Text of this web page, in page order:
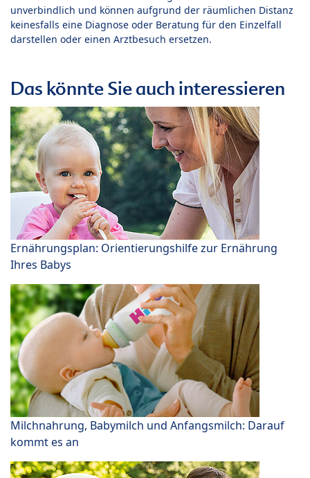
unverbindlich und können aufgrund der räumlichen Distanz
keinesfalls eine Diagnose oder Beratung für den Einzelfall
darstellen oder einen Arztbesuch ersetzen.
Das könnte Sie auch interessieren
Ernährungsplan: Orientierungshilfe zur Ernährung
Ihres Babys
Milchnahrung, Babymilch und Anfangsmilch: Darauf
kommt es an